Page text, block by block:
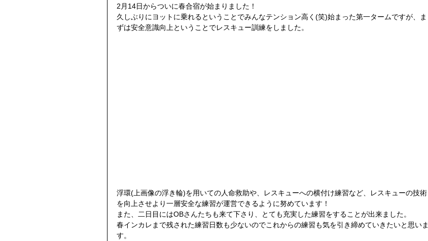
2月14日からついに春合宿が始まりました！
久しぶりにヨットに乗れるということでみんなテンション高く(笑)始まった第一タームですが、ま
ずは安全意識向上ということでレスキュー訓練をしました。
浮環(上画像の浮き輪)を用いての人命救助や、レスキューへの横付け練習など、レスキューの技術
を向上させより一層安全な練習が運営できるように努めています！
また、二日目にはOBさんたちも来て下さり、とても充実した練習をすることが出来ました。
春インカレまで残された練習日数も少ないのでこれからの練習も気を引き締めていきたいと思いま
す。